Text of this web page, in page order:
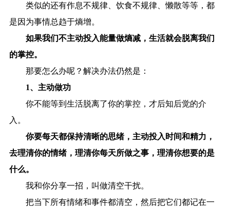
类似的还有作息不规律、饮食不规律、懒散等等，都
是因为事情总趋于熵增。
如果我们不主动投入能量做熵减，生活就会脱离我们
的掌控。
那要怎么办呢？解决办法仍然是：
1、主动做功
你不能等到生活脱离了你的掌控，才后知后觉的介
入。
你要每天都保持清晰的思绪，主动投入时间和精力，
去理清你的情绪，理清你每天所做之事，理清你想要的是
什么。
我和你分享一招，叫做清空干扰。
把当下所有情绪和事件都清空，然后把它们都记在一